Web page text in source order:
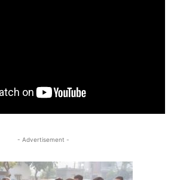
- Advertisement -